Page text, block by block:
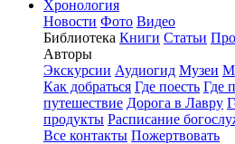
Хронология
Новости Фото Видео
Библиотека Книги Статьи
Авторы
Экскурсии Аудиогид Музеи
Как добраться Где поесть Где
путешествие Дорога в Лавру
продукты Расписание
Все контакты Пожертвовать